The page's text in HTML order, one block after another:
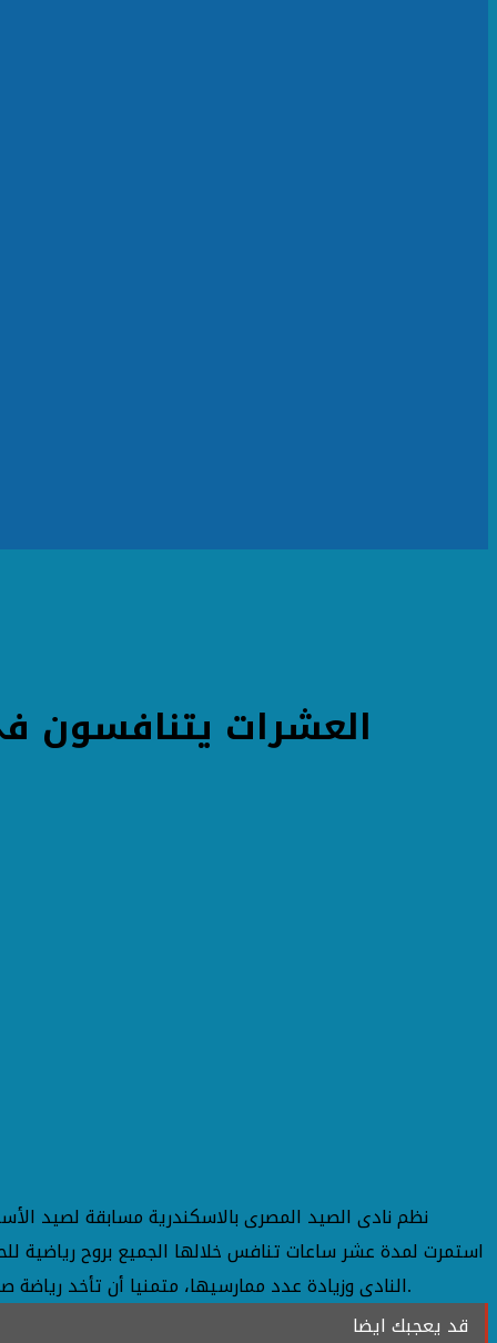
العشرات يتنافسون
نظم نادى الصيد المصرى بالاسكندرية مسابقة لصيد
استمرت لمدة عشر ساعات تنافس خلالها الجميع بروح رياضية
النادى وزيادة عدد ممارسيها، متمنيا أن تأخد رياضة صيد الأسماك صدى واهتمام أكبر على كافة المستويات. وفى ختام المسابقة تم توزيع الجوائز على الفائزين أعقبها اقامة حفل فنى.
قد يعجبك ايضا